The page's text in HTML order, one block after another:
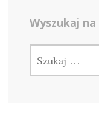
Wyszukaj
SZUKAJ: